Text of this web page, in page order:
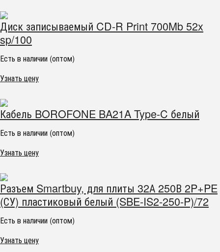
Диск записываемый CD-R Print 700Mb 52x
sp/100
Есть в наличии (оптом)
Узнать цену
Кабель BOROFONE BA21A Type-C белый
Есть в наличии (оптом)
Узнать цену
Разъем Smartbuy, для плиты 32А 250В 2P+PE
(СУ) пластиковый белый (SBE-IS2-250-P)/72
Есть в наличии (оптом)
Узнать цену